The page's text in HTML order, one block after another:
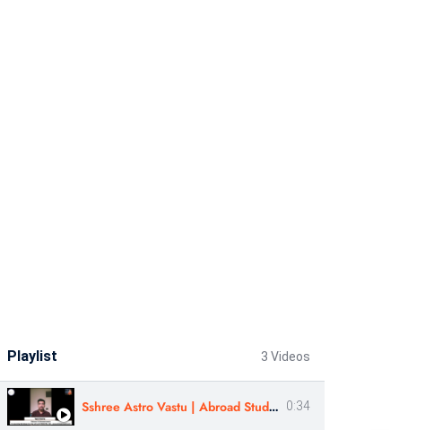
Playlist 3 Videos
Sshree Astro Vastu | Abroad Study, Loan Approval- Review | Yash Mehta 0:34